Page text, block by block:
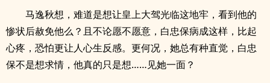
马逸秋想，难道是想让皇上大驾光临这地牢，看到他的
惨状后赦免他么？且不论愿不愿意，白忠保病成这样，比起
心疼，恐怕更让人心生反感。更何况，她总有种直觉，白忠
保不是想求情，他真的只是想……见她一面？